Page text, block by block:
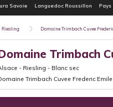
Savoie Languedoc Roussillon
Riesling Domaine Trimbach Cuvee
Trimbach
- Riesling - Blanc sec
Trimbach Cuvee Frederic